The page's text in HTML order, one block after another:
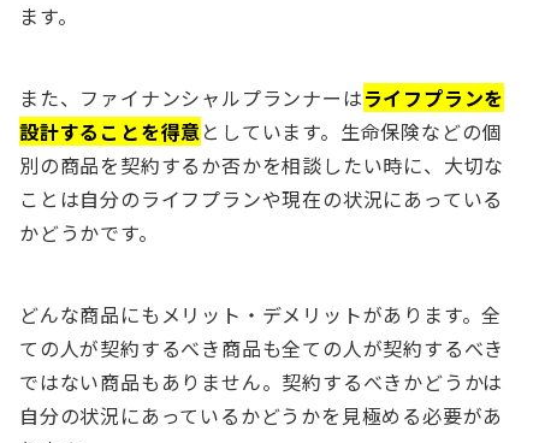
ます。
また、ファイナンシャルプランナーはライフプランを
設計することを得意としています。生命保険などの個
別の商品を契約するか否かを相談したい時に、大切な
ことは自分のライフプランや現在の状況にあっている
かどうかです。
どんな商品にもメリット・デメリットがあります。全
ての人が契約するべき商品も全ての人が契約するべき
ではない商品もありません。契約するべきかどうかは
自分の状況にあっているかどうかを見極める必要があ